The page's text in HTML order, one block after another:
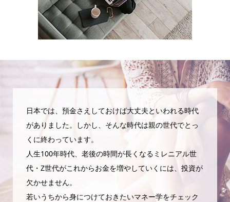
日本では、預金さえしておけば大丈夫といわれる時代
がありました。しかし、そんな時代は親の世代でとっ
くに終わっています。
人生100年時代、老後の時間が長くなるミレニアル世
代・Z世代がこれからお金を増やしていくには、投資が
欠かせません。
若いうちから身につけておきたいマネー学をチェック